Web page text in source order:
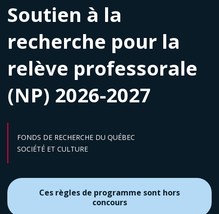
Soutien à la
recherche pour la
relève professorale
(NP) 2026-2027
FONDS DE RECHERCHE DU QUÉBEC
Secteur :
SOCIÉTÉ ET CULTURE
Ces règles de programme sont hors
concours